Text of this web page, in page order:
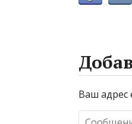
Ваш адрес